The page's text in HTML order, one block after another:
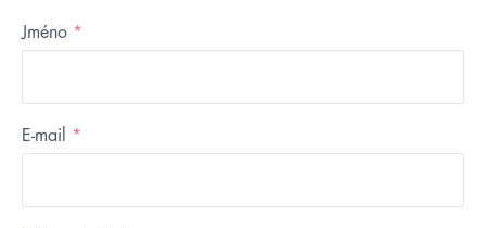
Jméno *
E-mail *